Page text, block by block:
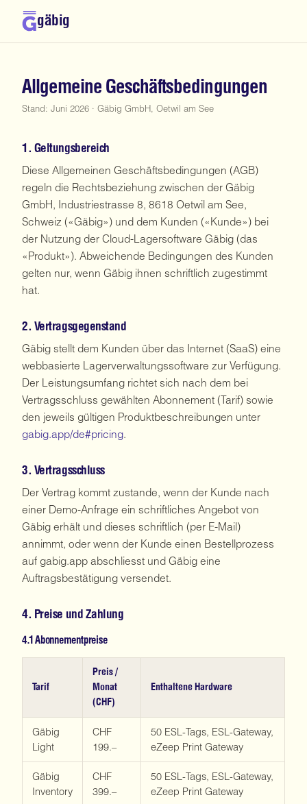
gäbig
Allgemeine Geschäftsbedingungen
Stand: Juni 2026 · Gäbig GmbH, Oetwil am See
1. Geltungsbereich
Diese Allgemeinen Geschäftsbedingungen (AGB)
regeln die Rechtsbeziehung zwischen der Gäbig
GmbH, Industriestrasse 8, 8618 Oetwil am See,
Schweiz («Gäbig») und dem Kunden («Kunde») bei
der Nutzung der Cloud-Lagersoftware Gäbig (das
«Produkt»). Abweichende Bedingungen des Kunden
gelten nur, wenn Gäbig ihnen schriftlich zugestimmt
hat.
2. Vertragsgegenstand
Gäbig stellt dem Kunden über das Internet (SaaS) eine
webbasierte Lagerverwaltungssoftware zur Verfügung.
Der Leistungsumfang richtet sich nach dem bei
Vertragsschluss gewählten Abonnement (Tarif) sowie
den jeweils gültigen Produktbeschreibungen unter
gabig.app/de#pricing.
3. Vertragsschluss
Der Vertrag kommt zustande, wenn der Kunde nach
einer Demo-Anfrage ein schriftliches Angebot von
Gäbig erhält und dieses schriftlich (per E-Mail)
annimmt, oder wenn der Kunde einen Bestellprozess
auf gabig.app abschliesst und Gäbig eine
Auftragsbestätigung versendet.
4. Preise und Zahlung
4.1 Abonnementpreise
Tarif
Preis /
Monat
(CHF)
Enthaltene Hardware
Gäbig
Light
CHF
199.–
50 ESL-Tags, ESL-Gateway,
eZeep Print Gateway
Gäbig
Inventory
CHF
399.–
50 ESL-Tags, ESL-Gateway,
eZeep Print Gateway